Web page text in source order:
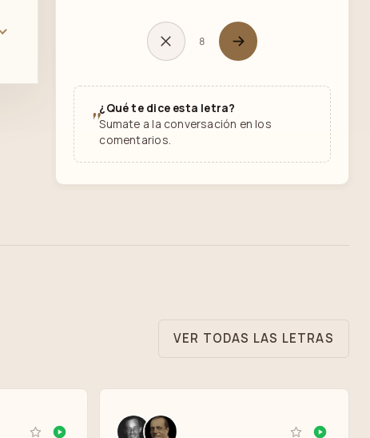
8
"¿Qué te dice esta letra?
Sumate a la conversación en los
comentarios.
VER TODAS LAS LETRAS